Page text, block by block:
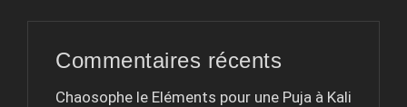
Commentaires récents
Chaosophe le Eléments pour une Puja à Kali